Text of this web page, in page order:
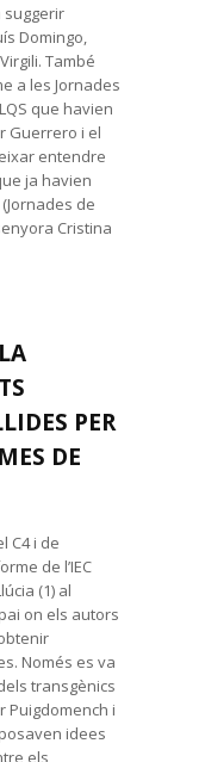
suggerir
Domingo,
També
a les Jornades
que havien
Guerrero i el
entendre
ja havien
de
Cristina
PER
DE
C4 i de
de l’IEC
(1) al
on els autors
Només es va
transgènics
Puigdomench i
idees